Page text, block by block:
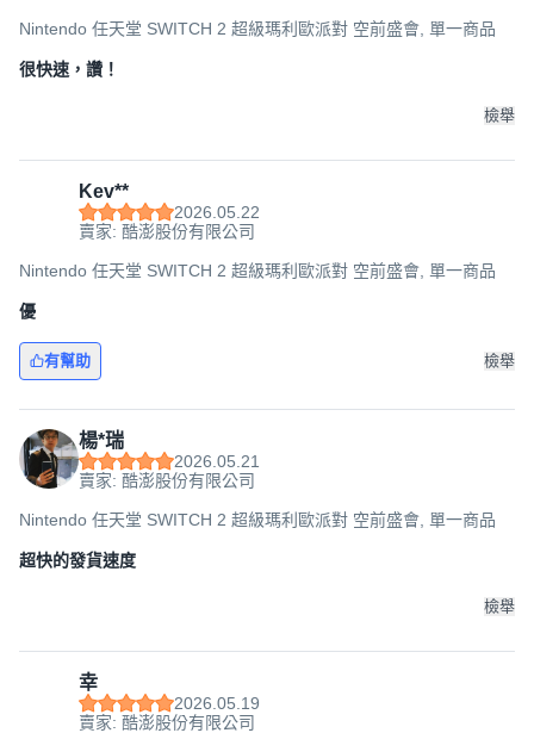
Nintendo 任天堂 SWITCH 2 超級瑪利歐派對 空前盛會, 單一商品
很快速，讚！
檢舉
Kev**
2026.05.22
賣家: 酷澎股份有限公司
Nintendo 任天堂 SWITCH 2 超級瑪利歐派對 空前盛會, 單一商品
優
有幫助 檢舉
楊*瑞
2026.05.21
賣家: 酷澎股份有限公司
Nintendo 任天堂 SWITCH 2 超級瑪利歐派對 空前盛會, 單一商品
超快的發貨速度
檢舉
幸
2026.05.19
賣家: 酷澎股份有限公司